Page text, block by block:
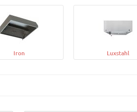
Iron Luxstahl